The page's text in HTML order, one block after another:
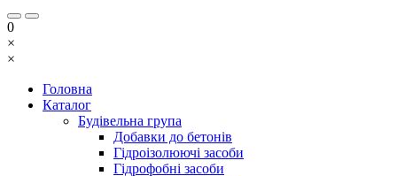
0
×
×
Головна
Каталог
Будівельна група
Добавки до бетонів
Гідроізолюючі засоби
Гідрофобні засоби